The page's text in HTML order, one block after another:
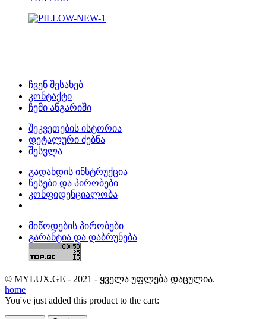
ჩვენ შესახებ
კონტაქტი
ჩემი ანგარიში
შეკვეთების ისტორია
დეტალური ძებნა
შესვლა
გადახდის ინსტრუქცია
წესები და პირობები
კონფიდენციალობა
მიწოდების პირობები
გარანტია და დაბრუნება
© MYLUX.GE - 2021 - ყველა უფლება დაცულია.
home
You've just added this product to the cart: